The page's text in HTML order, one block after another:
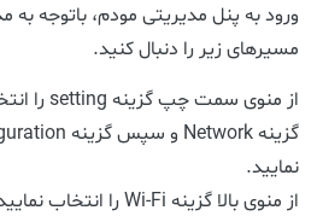
ورود به پنل مدیریتی مودم، باتوجه به
مسیرهای زیر را دنبال کنید.
از منوی سمت چپ گزینه setting را انتخاب نمایید.
نمایید.
از منوی بالا گزینه Wi-Fi را انتخاب نمایید.